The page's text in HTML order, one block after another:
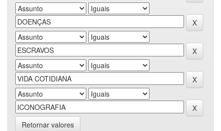
Retornar valores